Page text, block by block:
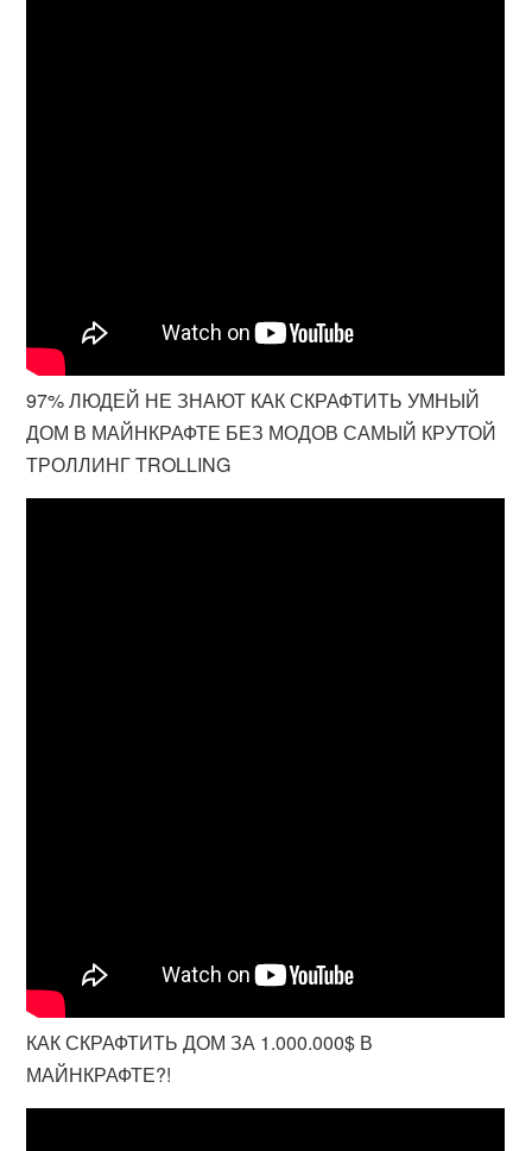
97% ЛЮДЕЙ НЕ ЗНАЮТ КАК СКРАФТИТЬ УМНЫЙ
ДОМ В МАЙНКРАФТЕ БЕЗ МОДОВ САМЫЙ КРУТОЙ
ТРОЛЛИНГ TROLLING
КАК СКРАФТИТЬ ДОМ ЗА 1.000.000$ В
МАЙНКРАФТЕ?!